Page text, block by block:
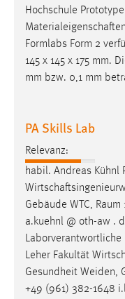
Hochschule
Formlabs Form 2
145 x 145 x 175 mm.
mm bzw. 0,1 mm
PA Skills Lab
Relevanz:
habil. Andreas Kühnl
Gebäude WTC, Raum
a.kuehnl @ oth-aw .
Laborverantwortliche
Leher Fakultät
Gesundheit Weiden,
+49 (961) 382-1648